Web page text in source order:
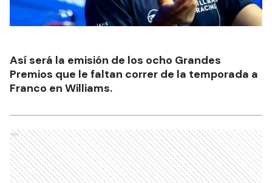
Así será la emisión de los ocho Grandes
Premios que le faltan correr de la temporada a
Franco en Williams.
Ads